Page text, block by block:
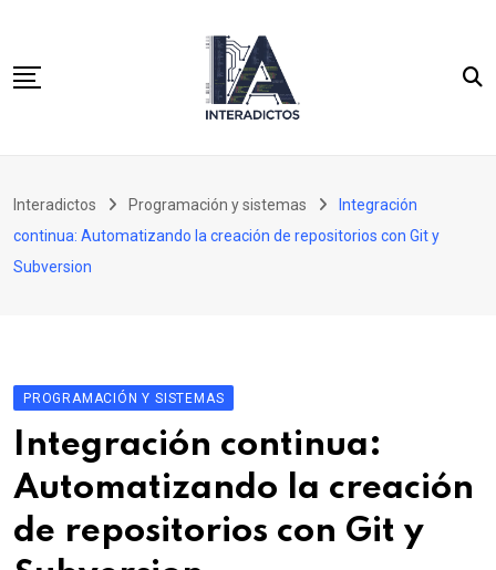
content
Integración continua
WordPress 3.x para desarrolladores
Interadictos Programación y sistemas
Integración
continua: Automatizando la creación de repositorios con Git y
Subversion
PROGRAMACIÓN Y SISTEMAS
Integración continua:
Automatizando la creación
de repositorios con Git y